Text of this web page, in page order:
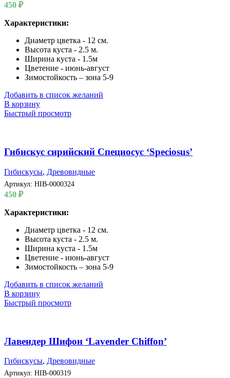
450 ₽
Характеристики:
Диаметр цветка - 12 см.
Высота куста - 2.5 м.
Ширина куста - 1.5м
Цветение - июнь-август
Зимостойкость – зона 5-9
Добавить в список желаний
В корзину
Быстрый просмотр
Гибискус сирийский Специосус ‘Speciosus’
Гибискусы, Древовидные
Артикул: HIB-0000324
450 ₽
Характеристики:
Диаметр цветка - 12 см.
Высота куста - 2.5 м.
Ширина куста - 1.5м
Цветение - июнь-август
Зимостойкость – зона 5-9
Добавить в список желаний
В корзину
Быстрый просмотр
Лавендер Шифон ‘Lavender Chiffon’
Гибискусы, Древовидные
Артикул: HIB-000319